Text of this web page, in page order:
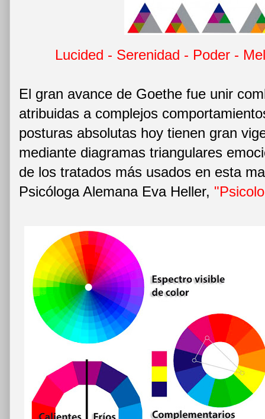
Lucided - Serenidad - Poder -
El gran avance de Goethe fue unir
atribuidas a complejos
posturas absolutas hoy tienen gran
mediante diagramas triangulares
de los tratados más usados en esta
Psicóloga Alemana Eva Heller,